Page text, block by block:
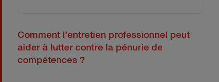
Comment l’entretien professionnel peut
aider à lutter contre la pénurie de
compétences ?